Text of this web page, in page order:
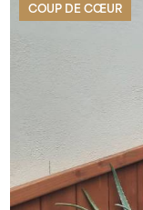
COUP DE CŒUR